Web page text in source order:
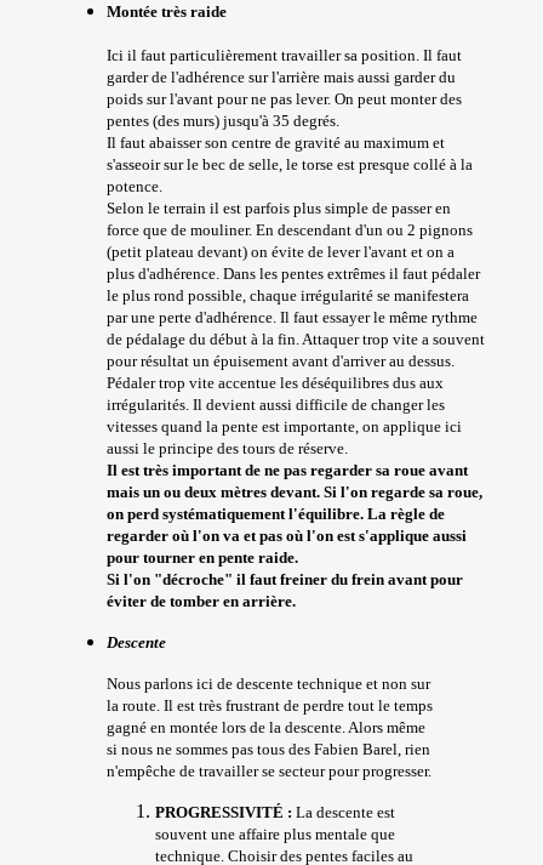
Montée très raide
Ici il faut particulièrement travailler sa position. Il faut
garder de l'adhérence sur l'arrière mais aussi garder du
poids sur l'avant pour ne pas lever. On peut monter des
pentes (des murs) jusqu'à 35 degrés.
Il faut abaisser son centre de gravité au maximum et
s'asseoir sur le bec de selle, le torse est presque collé à la
potence.
Selon le terrain il est parfois plus simple de passer en
force que de mouliner. En descendant d'un ou 2 pignons
(petit plateau devant) on évite de lever l'avant et on a
plus d'adhérence. Dans les pentes extrêmes il faut pédaler
le plus rond possible, chaque irrégularité se manifestera
par une perte d'adhérence. Il faut essayer le même rythme
de pédalage du début à la fin. Attaquer trop vite a souvent
pour résultat un épuisement avant d'arriver au dessus.
Pédaler trop vite accentue les déséquilibres dus aux
irrégularités. Il devient aussi difficile de changer les
vitesses quand la pente est importante, on applique ici
aussi le principe des tours de réserve.
Il est très important de ne pas regarder sa roue avant
mais un ou deux mètres devant. Si l'on regarde sa roue,
on perd systématiquement l'équilibre. La règle de
regarder où l'on va et pas où l'on est s'applique aussi
pour tourner en pente raide.
Si l'on "décroche" il faut freiner du frein avant pour
éviter de tomber en arrière.
Descente
Nous parlons ici de descente technique et non sur
la route. Il est très frustrant de perdre tout le temps
gagné en montée lors de la descente. Alors même
si nous ne sommes pas tous des Fabien Barel, rien
n'empêche de travailler se secteur pour progresser.
PROGRESSIVITÉ : La descente est
souvent une affaire plus mentale que
technique. Choisir des pentes faciles au